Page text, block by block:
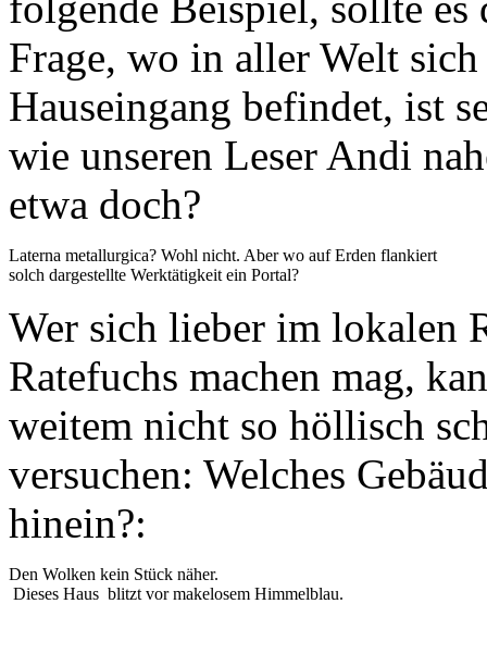
Frage, wo in aller Welt
Hauseingang befindet, ist
wie unseren Leser Andi
etwa doch?
Laterna metallurgica? Wohl nicht. Aber wo auf Erden flankiert
solch dargestellte Werktätigkeit ein Portal?
Wer sich lieber im lokalen
Ratefuchs machen mag,
weitem nicht so höllisch
versuchen: Welches
hinein?:
Den Wolken kein Stück näher.
Dieses Haus blitzt vor makelosem Himmelblau.